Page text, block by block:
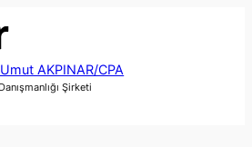
AKPINAR/CPA
Şirketi